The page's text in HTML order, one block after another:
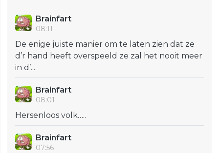
Brainfart
08:11
De enige juiste manier om te laten zien dat ze
d’r hand heeft overspeeld ze zal het nooit meer
in d’...
Brainfart
08:01
Hersenloos volk…..
Brainfart
07:56